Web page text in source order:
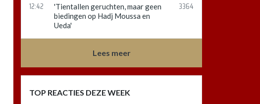
12:42
'Tientallen geruchten, maar geen
biedingen op Hadj Moussa en
Ueda'
3364
Lees meer
TOP REACTIES DEZE WEEK